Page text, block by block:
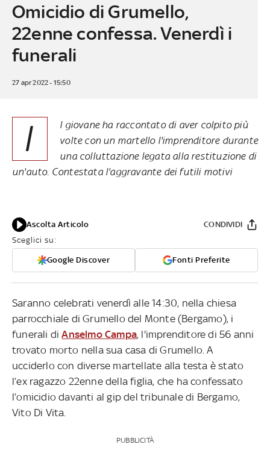
Omicidio di Grumello,
22enne confessa. Venerdì i
funerali
27 apr 2022 - 15:50
I
l giovane ha raccontato di aver colpito più
volte con un martello l'imprenditore durante
una colluttazione legata alla restituzione di
un'auto. Contestata l'aggravante dei futili motivi
Ascolta Articolo
Sceglici su:
Google Discover Fonti Preferite
CONDIVIDI
Saranno celebrati venerdì alle 14:30, nella chiesa
parrocchiale di Grumello del Monte (Bergamo), i
funerali diAnselmo Campa, l'imprenditore di 56 anni
trovato morto nella sua casa di Grumello. A
ucciderlo con diverse martellate alla testa è stato
l’ex ragazzo 22enne della figlia, che ha confessato
l’omicidio davanti al gip del tribunale di Bergamo,
Vito Di Vita.
PUBBLICITÀ